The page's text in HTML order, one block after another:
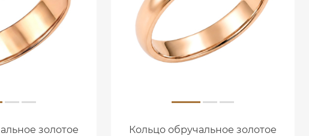
золотое
Кольцо обручальное золотое